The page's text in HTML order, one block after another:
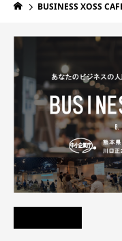
BUSINESS XOSS CAFE. 「あ